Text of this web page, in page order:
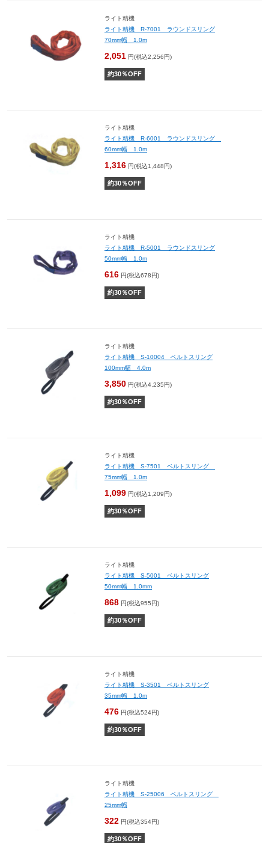
ライト精機
ライト精機 R-7001 ラウンドスリング
70mm幅 1.0m
2,051 円(税込2,256円)
約30％OFF
ライト精機
ライト精機 R-6001 ラウンドスリング
60mm幅 1.0m
1,316 円(税込1,448円)
約30％OFF
ライト精機
ライト精機 R-5001 ラウンドスリング
50mm幅 1.0m
616 円(税込678円)
約30％OFF
ライト精機
ライト精機 S-10004 ベルトスリング
100mm幅 4.0m
3,850 円(税込4,235円)
約30％OFF
ライト精機
ライト精機 S-7501 ベルトスリング
75mm幅 1.0m
1,099 円(税込1,209円)
約30％OFF
ライト精機
ライト精機 S-5001 ベルトスリング
50mm幅 1.0mm
868 円(税込955円)
約30％OFF
ライト精機
ライト精機 S-3501 ベルトスリング
35mm幅 1.0m
476 円(税込524円)
約30％OFF
ライト精機
ライト精機 S-25006 ベルトスリング
25mm幅
322 円(税込354円)
約30％OFF